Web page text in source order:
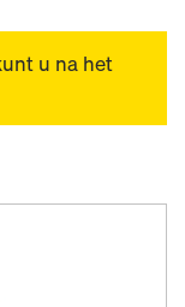
u na het